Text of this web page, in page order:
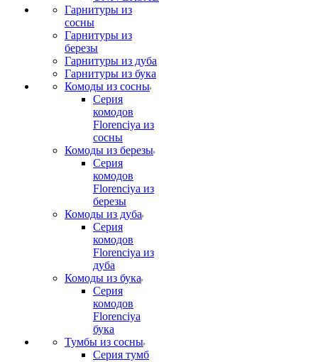
Гарнитуры из
сосны
Гарнитуры из
березы
Гарнитуры из дуба
Гарнитуры из бука
Комоды из сосны
Серия
комодов
Florenciya из
сосны
Комоды из березы
Серия
комодов
Florenciya из
березы
Комоды из дуба
Серия
комодов
Florenciya из
дуба
Комоды из бука
Серия
комодов
Florenciya
бука
Тумбы из сосны
Серия тумб